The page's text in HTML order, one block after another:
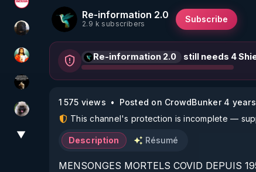
Magazine Nexus
TrueMedia
L'autre son de cloche
Infos et vérité
Priscane
▼
Re-information 2.0
2.9 k subscribers Subscribe
Re-information 2.0 still needs 4
1 575 views
Posted on CrowdBunker 4
This channel's protection is incomplete —
Description Résumé
MENSONGES MORTELS COVID DEPUIS